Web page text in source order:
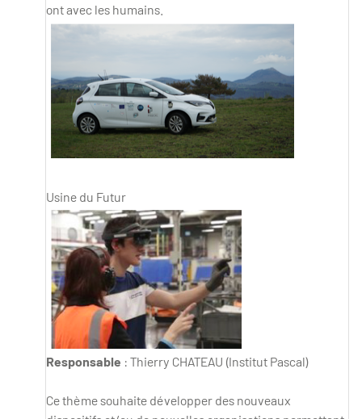
ont avec les humains.
Usine du Futur
Responsable : Thierry CHATEAU (Institut Pascal)
Ce thème souhaite développer des nouveaux